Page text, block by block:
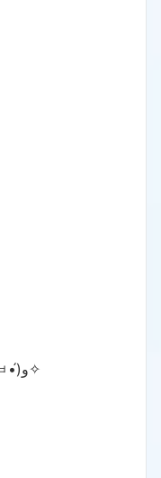
天職と呼ばれるものなんです(๑•̀ㅂ•́)و✧